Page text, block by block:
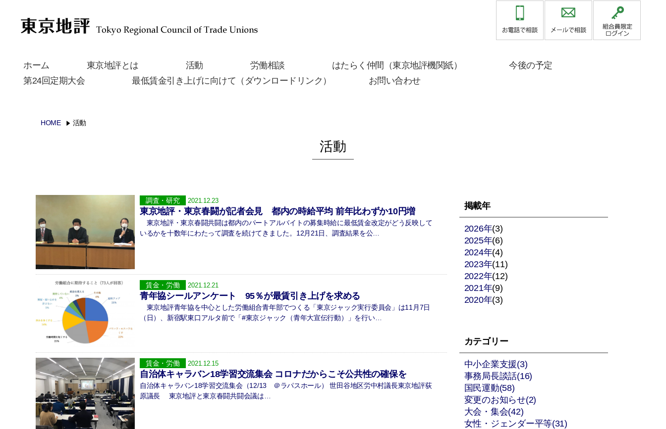
ホーム 東京地評とは 活動 労働相談 はたらく仲間（東京地評機関紙）
今後の予定
第24回定期大会
最低賃金引き上げに向けて（ダウンロードリンク） お問い合わせ
HOME 活動
活動
調査・研究 2021.12.23
東京地評・東京春闘が記者会見 都内の時給平均 前年比わずか10円増
東京地評・東京春闘共闘は都内のパートアルバイトの募集時給に最低賃金改定がどう反映して
いるかを十数年にわたって調査を続けてきました。12月21日、調査結果を公…
賃金・労働 2021.12.21
青年協シールアンケート 95％が最賃引き上げを求める
東京地評青年協を中心とした労働組合青年部でつくる「東京ジャック実行委員会」は11月7日
（日）、新宿駅東口アルタ前で「#東京ジャック（青年大宣伝行動）」を行い…
賃金・労働 2021.12.15
自治体キャラバン18学習交流集会 コロナだからこそ公共性の確保を
自治体キャラバン18学習交流集会（12/13 ＠ラパスホール） 世田谷地区労中村議長東京地評荻
原議長 東京地評と東京春闘共闘会議は…
掲載年
2026年(3)
2025年(6)
2024年(4)
2023年(11)
2022年(12)
2021年(9)
2020年(3)
カテゴリー
中小企業支援(3)
事務局長談話(16)
国民運動(58)
変更のお知らせ(2)
大会・集会(42)
女性・ジェンダー平等(31)